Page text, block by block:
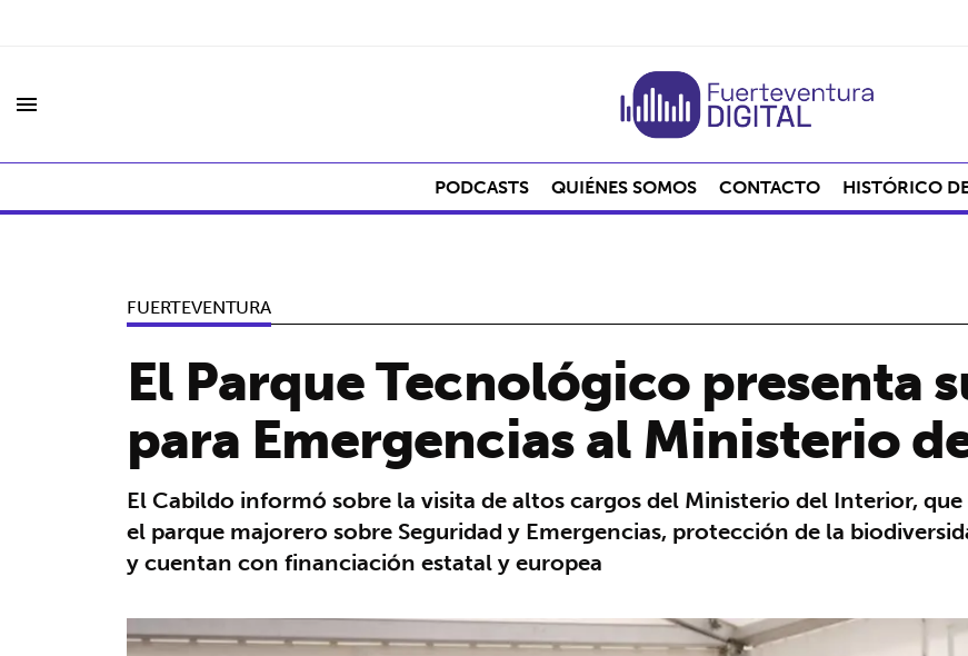
menu
PODCASTS QUIÉNES SOMOS CONTACTO HISTÓRICO
FUERTEVENTURA
El Parque Tecnológico presenta
para Emergencias al Ministerio
El Cabildo informó sobre la visita de altos cargos del Ministerio del Interior,
el parque majorero sobre Seguridad y Emergencias, protección de la
y cuentan con financiación estatal y europea